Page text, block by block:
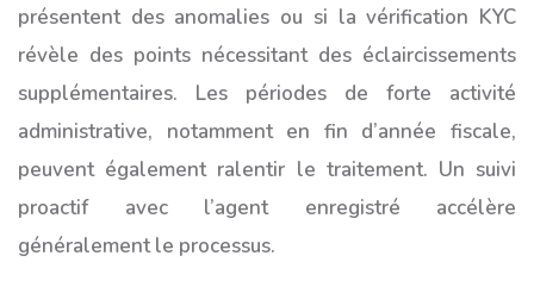
présentent des anomalies ou si la vérification KYC
révèle des points nécessitant des éclaircissements
supplémentaires. Les périodes de forte activité
administrative, notamment en fin d’année fiscale,
peuvent également ralentir le traitement. Un suivi
proactif avec l’agent enregistré accélère
généralement le processus.